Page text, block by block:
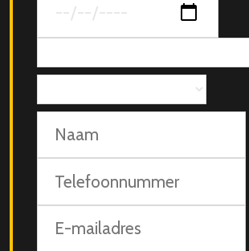
van
jouw
personen
mailadres